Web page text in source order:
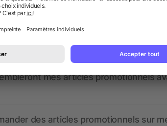
les données d’impression ? allbranded
les créer ?
mes articles promotionnels
des articles promotionnels sur